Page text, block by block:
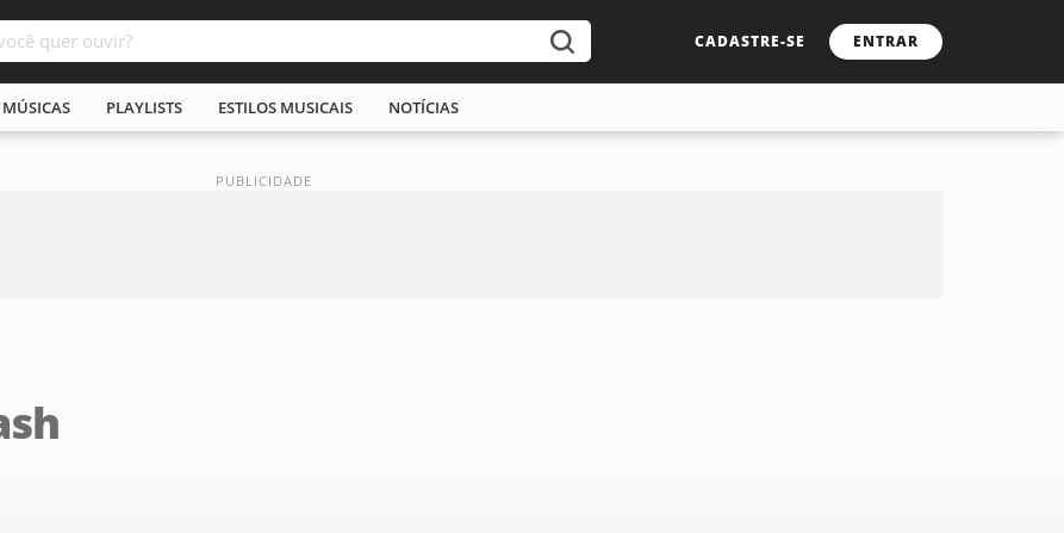
CADASTRE-SE ENTRAR
PLAYLISTS ESTILOS MUSICAIS NOTÍCIAS